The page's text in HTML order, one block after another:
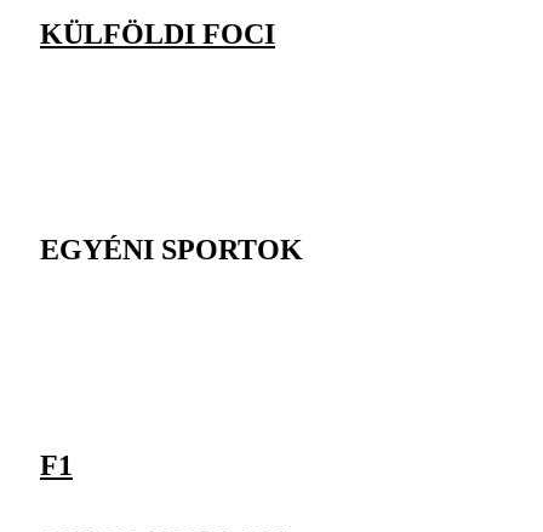
KÜLFÖLDI FOCI
EGYÉNI SPORTOK
F1